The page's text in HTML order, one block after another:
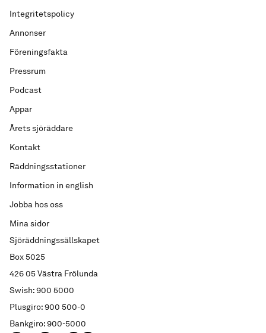
Sjöräddningssällskapet
Box 5025
426 05 Västra Frölunda
Swish: 900 5000
Plusgiro: 900 500-0
Bankgiro: 900-5000
Integritetspolicy
Annonser
Föreningsfakta
Pressrum
Podcast
Appar
Årets sjöräddare
Kontakt
Räddningsstationer
Information in english
Jobba hos oss
Mina sidor